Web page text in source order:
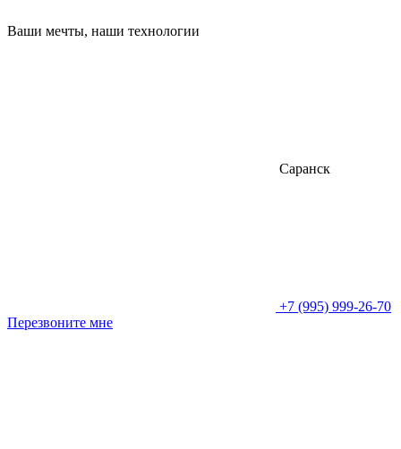
Ваши мечты, наши технологии
Саранск
+7 (995) 999-26-70
Перезвоните мне